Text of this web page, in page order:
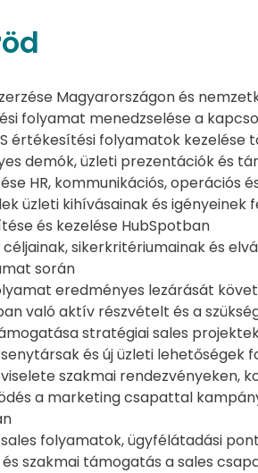
Magyarországon és
folyamat menedzselése a
értékesítési folyamatok
demók, üzleti prezentációk és
HR, kommunikációs, operációs
üzleti kihívásainak és igényeinek
és kezelése HubSpotban
sikerkritériumainak és
során
eredményes lezárását
való aktív részvételt és a
stratégiai sales
és új üzleti lehetőségek
szakmai rendezvényeken,
a marketing csapattal
folyamatok, ügyfélátadási
szakmai támogatás a sales